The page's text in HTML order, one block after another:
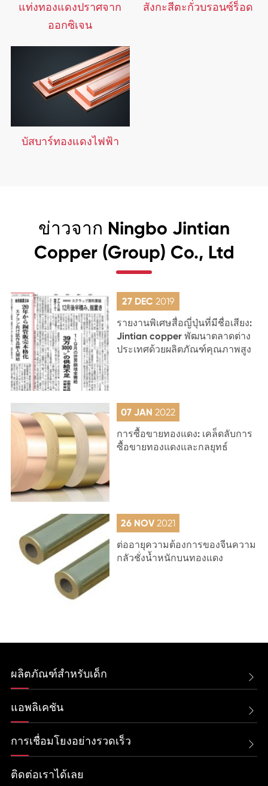
แท่งทองแดงปราศจาก
ออกซิเจน
สังกะสีตะกั่วบรอนซ์ร็อด
บัสบาร์ทองแดงไฟฟ้า
ข่าวจาก Ningbo Jintian
Copper (Group) Co., Ltd
27 DEC2019
รายงานพิเศษสื่อญี่ปุ่นที่มีชื่อเสียง:
Jintian copper พัฒนาตลาดต่าง
ประเทศด้วยผลิตภัณฑ์คุณภาพสูง
07 JAN2022
การซื้อขายทองแดง: เคล็ดลับการ
ซื้อขายทองแดงและกลยุทธ์
26 NOV 2021
ต่ออายุความต้องการของจีนความ
กลัวชั่งน้ำหนักบนทองแดง
ผลิตภัณฑ์สำหรับเด็ก 
แอพลิเคชัน 
การเชื่อมโยงอย่างรวดเร็ว 
ติดต่อเราได้เลย